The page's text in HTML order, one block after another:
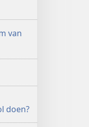
van
doen?